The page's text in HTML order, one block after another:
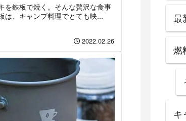
を鉄板で焼く。そんな贅沢な食事
は、キャンプ料理でとても映...
2022.02.26
最
燃
キ